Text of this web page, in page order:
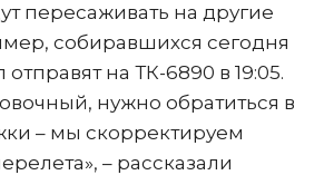
пересаживать на другие
собиравшихся сегодня
отправят на ТК-6890 в 19:05.
нужно обратиться в
– мы скорректируем
– рассказали